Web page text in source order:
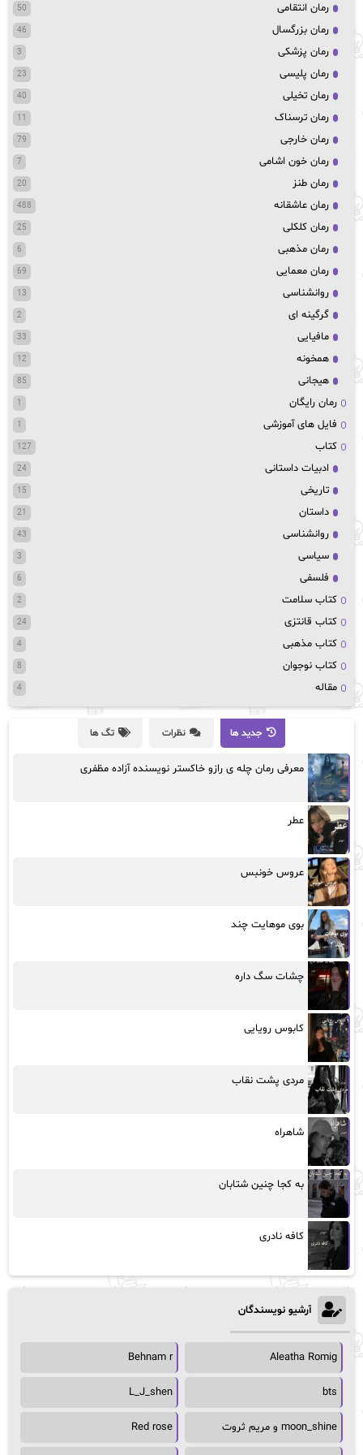
رمان انتقامی 50
رمان بزرگسال 46
رمان پزشکی 3
رمان پلیسی 23
رمان تخیلی 40
رمان ترسناک 11
رمان خارجی 79
رمان خون اشامی 7
رمان طنز 20
رمان عاشقانه 488
رمان کلکلی 25
رمان مذهبی 6
رمان معمایی 69
روانشناسی 13
گرگینه ای 2
مافیایی 33
همخونه 12
هیجانی 85
رمان رایگان 1
فایل های آموزشی 1
کتاب 127
ادبیات داستانی 24
تاریخی 15
داستان 21
روانشناسی 43
سیاسی 3
فلسفی 6
کتاب سلامت 2
کتاب قانتزی 24
کتاب مذهبی 4
کتاب نوجوان 8
مقاله 4
جدید ها نظرات تگ ها
معرفی رمان چله ی رازو خاکستر نویسنده آزاده مظفری
عطر
عروس خونبس
بوی موهایت چند
چشات سگ داره
کابوس رویایی
مردی پشت نقاب
شاهراه
به کجا چنین شتابان
کافه نادری
آرشیو نویسندگان
Aleatha Romig
Behnam r
bts
L_J_shen
moon_shine و مریم ثروت Red rose